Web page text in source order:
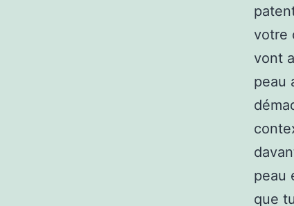
votre
vont
peau
peau
que